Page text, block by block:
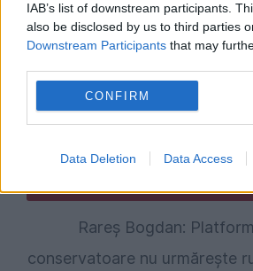
IAB’s list of downstream participants.
also be disclosed by us to third parties
Downstream Participants that may
CONFIRM
Data Deletion Data Access
POLITICA
Rareș Bogdan:
conservatoare nu urmărește